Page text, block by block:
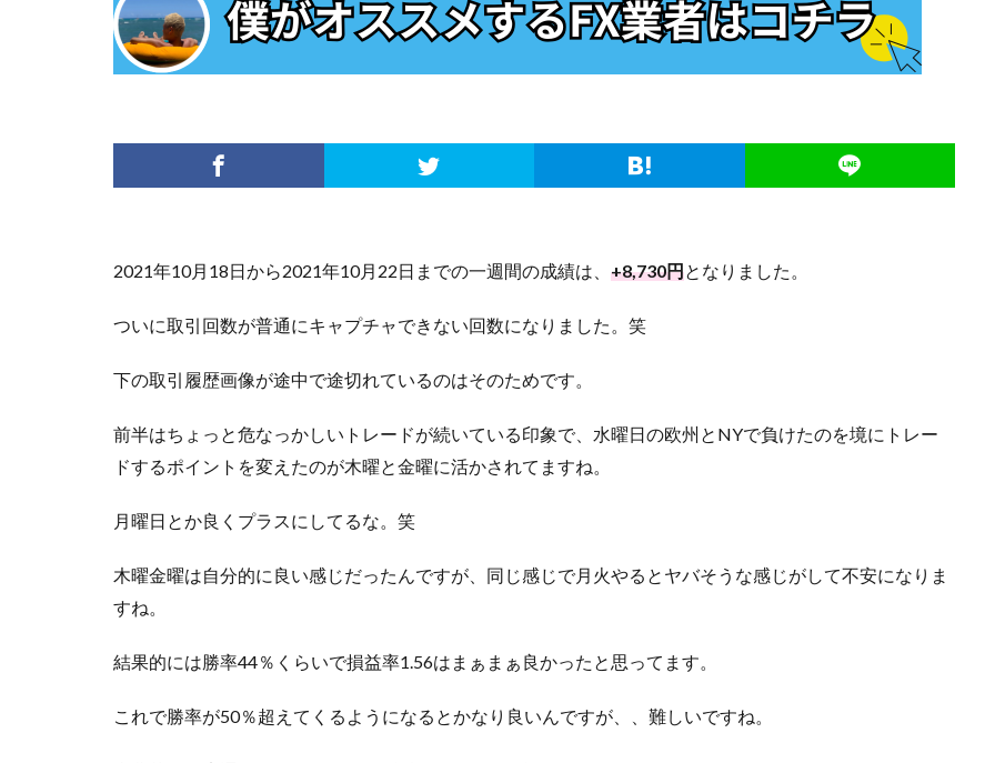
2021年10月18日から2021年10月22日までの一週間の成績は、 +8,730円となりました。
ついに取引回数が普通にキャプチャできない回数になりました。笑
下の取引履歴画像が途中で途切れているのはそのためです。
前半はちょっと危なっかしいトレードが続いている印象で、水曜日の欧州とNYで負けたのを境にトレー
ドするポイントを変えたのが木曜と金曜に活かされてますね。
月曜日とか良くプラスにしてるな。笑
木曜金曜は自分的に良い感じだったんですが、同じ感じで月火やるとヤバそうな感じがして不安になりま
すね。
結果的には勝率44％くらいで損益率1.56はまぁまぁ良かったと思ってます。
これで勝率が50％超えてくるようになるとかなり良いんですが、、難しいですね。